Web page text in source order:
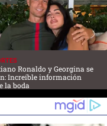
Ronaldo y Georgina se
Increíble información
la boda